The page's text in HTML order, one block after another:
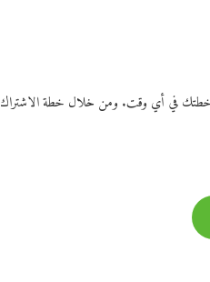
خطتك في أي وقت. ومن خلال خطة الاشتراك